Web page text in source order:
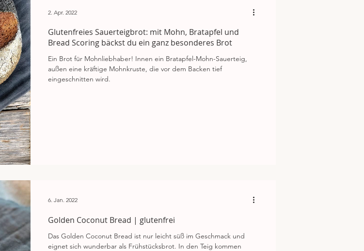
Glutenfreies Sauerteigbrot: mit Mohn, Bratapfel und
Bread Scoring bäckst du ein ganz besonderes Brot
Ein Brot für Mohnliebhaber! Innen ein Bratapfel-Mohn-Sauerteig,
außen eine kräftige Mohnkruste, die vor dem Backen tief
eingeschnitten wird.
2. Apr. 2022
Golden Coconut Bread | glutenfrei
Das Golden Coconut Bread ist nur leicht süß im Geschmack und
eignet sich wunderbar als Frühstücksbrot. In den Teig kommen
6. Jan. 2022